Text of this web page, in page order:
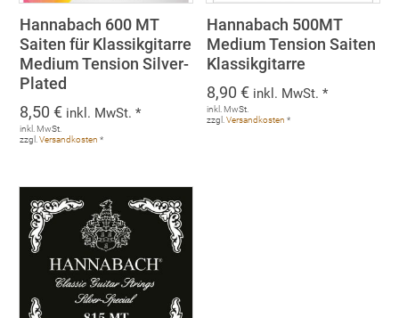
Hannabach 600 MT
Saiten für Klassikgitarre
Medium Tension Silver-
Plated
8,50€ inkl. MwSt. *
inkl. MwSt.
zzgl.Versandkosten *
Hannabach 500MT
Medium Tension Saiten
Klassikgitarre
8,90€ inkl. MwSt. *
inkl. MwSt.
zzgl.Versandkosten *